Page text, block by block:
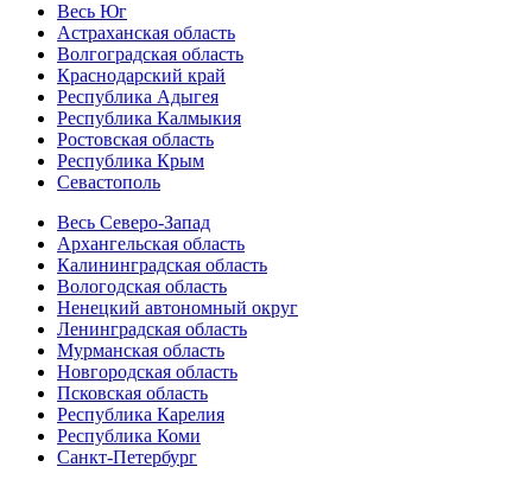
Весь Юг
Астраханская область
Волгоградская область
Краснодарский край
Республика Адыгея
Республика Калмыкия
Ростовская область
Республика Крым
Севастополь
Весь Северо-Запад
Архангельская область
Калининградская область
Вологодская область
Ненецкий автономный округ
Ленинградская область
Мурманская область
Новгородская область
Псковская область
Республика Карелия
Республика Коми
Санкт-Петербург